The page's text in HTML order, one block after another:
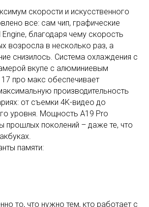
скорости и искусственного
все: сам чип, графические
Engine, благодаря чему скорость
возросла в несколько раз, а
снизилось. Система охлаждения с
вкупе с алюминиевым
про макс обеспечивает
производительность
от съемки 4K-видео до
уровня. Мощность A19 Pro
прошлых поколений – даже те, что
памяти:
то, что нужно тем, кто работает с